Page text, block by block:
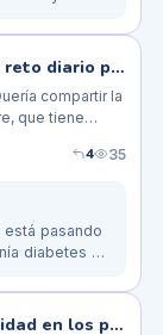
Fuego en los pies al caminar: un reto diario para mi madre diabética
compartir la
que tiene
pies al
4 35
pasando
diabetes y
Hormigueo y pérdida de sensibilidad en los pies por diabetes: ¿es normal?